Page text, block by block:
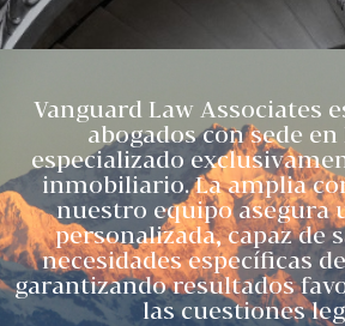
Vanguard Law Associates
abogados con sede
especializado
inmobiliario. La amplia
nuestro equipo asegura
personalizada, capaz de
necesidades específicas
garantizando resultados
las cuestiones